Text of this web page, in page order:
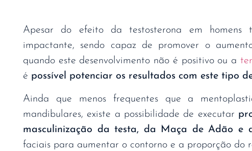
Apesar do efeito da testosterona em homens
impactante, sendo capaz de promover o
quando este desenvolvimento não é positivo ou a
é possível potenciar os resultados com este tipo
Ainda que menos frequentes que a
mandibulares, existe a possibilidade de executar
masculinização da testa, da Maça de Adão e
faciais para aumentar o contorno e a proporção do